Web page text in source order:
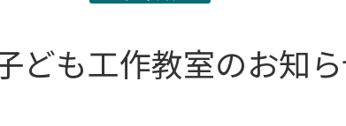
ども工作教室のお知